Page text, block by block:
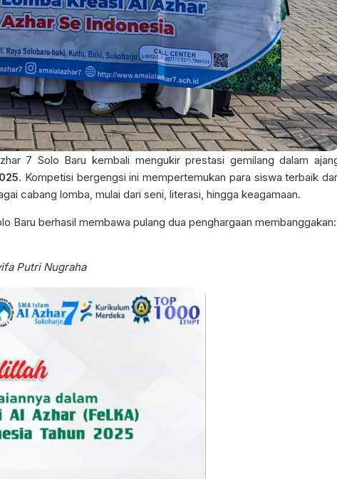
7 Solo Baru kembali mengukir prestasi gemilang dalam
. Kompetisi bergengsi ini mempertemukan para siswa terbaik
cabang lomba, mulai dari seni, literasi, hingga keagamaan.
Baru berhasil membawa pulang dua penghargaan membanggakan:
Putri Nugraha